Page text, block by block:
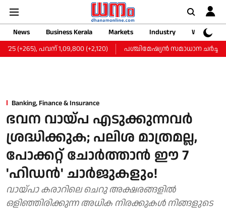
News Business Kerala Markets Industry
Web
പവന് 1,09,800 (+2,120)
പശ്ചിമേഷ്യൻ സമാധാന ചർച്ച
Banking, Finance & Insurance
ഭവന വായ്പ എടുക്കുന്നവര്‍
ശ്രദ്ധിക്കുക; പലിശ മാത്രമല്ല,
പോക്കറ്റ് ചോര്‍ത്താന്‍ ഈ 7
'ഹിഡന്‍' ചാര്‍ജുകളും!
വായ്പാ കരാറിലെ ചെറു അക്ഷരങ്ങളില്‍
ഒളിഞ്ഞിരിക്കുന്ന അധിക നിരക്കുകള്‍ നിങ്ങളുടെ